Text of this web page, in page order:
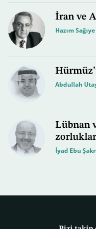
İran ve
Hazım Sağıye
Abdullah
Lübnan
İyad Ebu